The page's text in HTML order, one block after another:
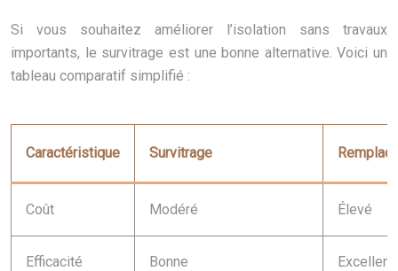
Si vous souhaitez améliorer l’isolation sans travaux
importants, le survitrage est une bonne alternative. Voici un
tableau comparatif simplifié :
Caractéristique Survitrage
Coût Modéré Élevé
Efficacité Bonne